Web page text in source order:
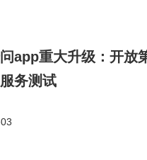
app重大升级：开放
务测试